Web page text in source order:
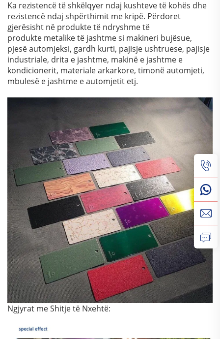
Ka rezistencë të shkëlqyer ndaj kushteve të kohës dhe
rezistencë ndaj shpërthimit me kripë. Përdoret
gjerësisht në produkte të ndryshme të
produkte metalike të jashtme si makineri bujësue,
pjesë automjeksi, gardh kurti, pajisje ushtruese, pajisje
industriale, drita e jashtme, makinë e jashtme e
kondicionerit, materiale arkarkore, timonë automjeti,
mbulesë e jashtme e automjetit etj.
Ngjyrat me Shitje të Nxehtë: